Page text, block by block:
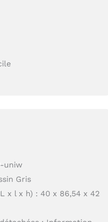
uniw
Gris
x l x h) : 40 x 86,54 x 42